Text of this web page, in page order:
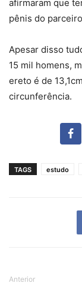
afirmaram que
pênis do
Apesar disso
15 mil homens,
ereto é de
circunferência.
TAGS estudo
Anterior